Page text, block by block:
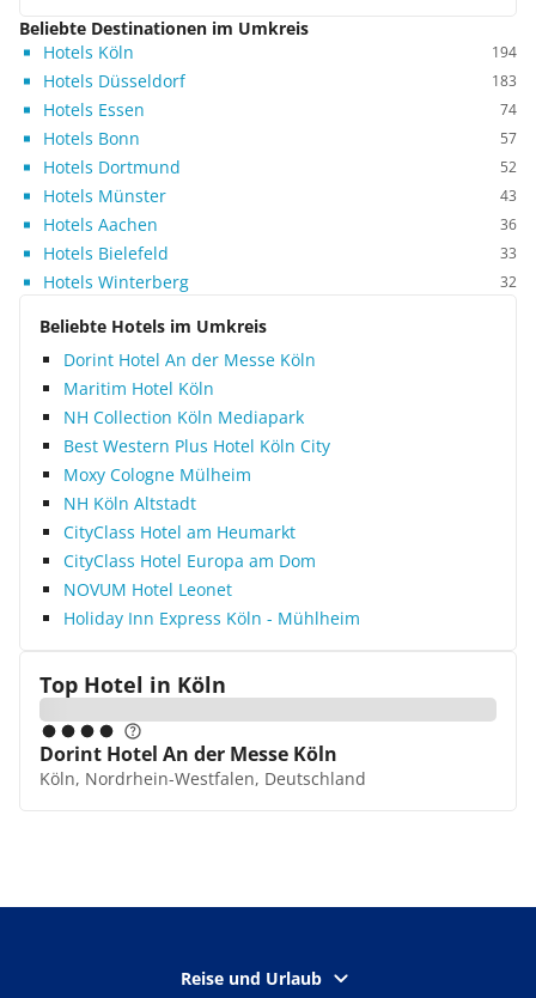
Beliebte Destinationen im Umkreis
Hotels Köln
194
Hotels Düsseldorf 183
Hotels Essen 74
Hotels Bonn 57
Hotels Dortmund 52
Hotels Münster 43
Hotels Aachen 36
Hotels Bielefeld 33
Hotels Winterberg 32
Beliebte Hotels im Umkreis
Dorint Hotel An der Messe Köln
Maritim Hotel Köln
NH Collection Köln Mediapark
Best Western Plus Hotel Köln City
Moxy Cologne Mülheim
NH Köln Altstadt
CityClass Hotel am Heumarkt
CityClass Hotel Europa am Dom
NOVUM Hotel Leonet
Holiday Inn Express Köln - Mühlheim
Top Hotel in Köln
Dorint Hotel An der Messe Köln
Köln, Nordrhein-Westfalen, Deutschland
Reise und Urlaub